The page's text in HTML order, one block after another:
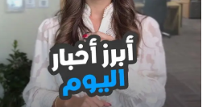
01:14